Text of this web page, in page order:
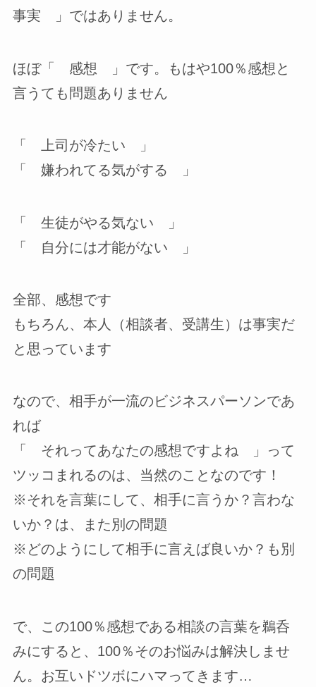
事実 」ではありません。
ほぼ「 感想 」です。もはや100％感想と
言うても問題ありません
「 上司が冷たい 」
「 嫌われてる気がする 」
「 生徒がやる気ない 」
「 自分には才能がない 」
全部、感想です
もちろん、本人（相談者、受講生）は事実だ
と思っています
なので、相手が一流のビジネスパーソンであ
れば
「 それってあなたの感想ですよね 」って
ツッコまれるのは、当然のことなのです！
※それを言葉にして、相手に言うか？言わな
いか？は、また別の問題
※どのようにして相手に言えば良いか？も別
の問題
で、この100％感想である相談の言葉を鵜呑
みにすると、100％そのお悩みは解決しませ
ん。お互いドツボにハマってきます…